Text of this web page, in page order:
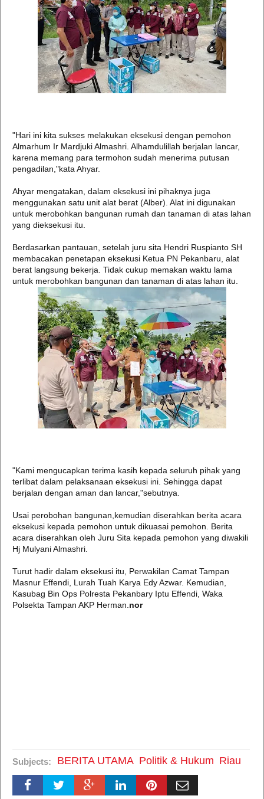
"Hari ini kita sukses melakukan eksekusi dengan pemohon
Almarhum Ir Mardjuki Almashri. Alhamdulillah berjalan lancar,
karena memang para termohon sudah menerima putusan
pengadilan,"kata Ahyar.
Ahyar mengatakan, dalam eksekusi ini pihaknya juga
menggunakan satu unit alat berat (Alber). Alat ini digunakan
untuk merobohkan bangunan rumah dan tanaman di atas lahan
yang dieksekusi itu.
Berdasarkan pantauan, setelah juru sita Hendri Ruspianto SH
membacakan penetapan eksekusi Ketua PN Pekanbaru, alat
berat langsung bekerja. Tidak cukup memakan waktu lama
untuk merobohkan bangunan dan tanaman di atas lahan itu.
"Kami mengucapkan terima kasih kepada seluruh pihak yang
terlibat dalam pelaksanaan eksekusi ini. Sehingga dapat
berjalan dengan aman dan lancar,"sebutnya.
Usai perobohan bangunan,kemudian diserahkan berita acara
eksekusi kepada pemohon untuk dikuasai pemohon. Berita
acara diserahkan oleh Juru Sita kepada pemohon yang diwakili
Hj Mulyani Almashri.
Turut hadir dalam eksekusi itu, Perwakilan Camat Tampan
Masnur Effendi, Lurah Tuah Karya Edy Azwar. Kemudian,
Kasubag Bin Ops Polresta Pekanbary Iptu Effendi, Waka
Polsekta Tampan AKP Herman. nor
Subjects: BERITA UTAMA Politik & Hukum Riau